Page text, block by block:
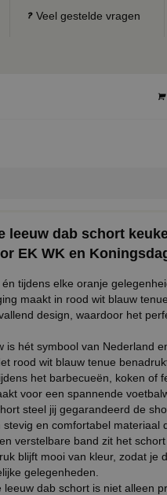
Veel gestelde vragen
leeuw dab schort
EK WK en
tijdens elke oranje
maakt in rood wit blauw
design, waardoor het
is hét symbool van Nederland
rood wit blauw tenue
het barbecueën, koken of
voor een spannende
steel jij gegarandeerd de
en comfortabel materiaal
verstelbare band zit het
blijft mooi van kleur, zodat je
gelegenheden.
leeuw dab schort is niet alleen